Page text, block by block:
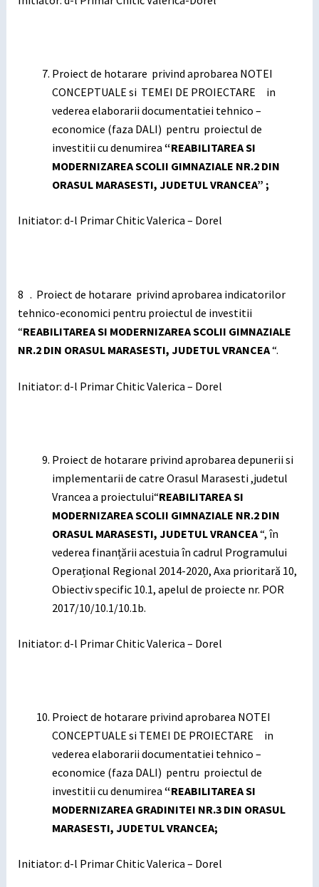
Proiect de hotarare privind aprobarea NOTEI
CONCEPTUALE si TEMEI DE PROIECTARE in
vederea elaborarii documentatiei tehnico –
economice (faza DALI) pentru proiectul de
investitii cu denumirea “REABILITAREA SI
MODERNIZAREA SCOLII GIMNAZIALE NR.2 DIN
ORASUL MARASESTI, JUDETUL VRANCEA” ;
Initiator: d-l Primar Chitic Valerica – Dorel
8 . Proiect de hotarare privind aprobarea indicatorilor
tehnico-economici pentru proiectul de investitii
“REABILITAREA SI MODERNIZAREA SCOLII GIMNAZIALE
NR.2 DIN ORASUL MARASESTI, JUDETUL VRANCEA“.
Initiator: d-l Primar Chitic Valerica – Dorel
Proiect de hotarare privind aprobarea depunerii si
implementarii de catre Orasul Marasesti ,judetul
Vrancea a proiectului“REABILITAREA SI
MODERNIZAREA SCOLII GIMNAZIALE NR.2 DIN
ORASUL MARASESTI, JUDETUL VRANCEA“, în
vederea finanțării acestuia în cadrul Programului
Operațional Regional 2014-2020, Axa prioritară 10,
Obiectiv specific 10.1, apelul de proiecte nr. POR
2017/10/10.1/10.1b.
Initiator: d-l Primar Chitic Valerica – Dorel
Proiect de hotarare privind aprobarea NOTEI
CONCEPTUALE si TEMEI DE PROIECTARE in
vederea elaborarii documentatiei tehnico –
economice (faza DALI) pentru proiectul de
investitii cu denumirea “REABILITAREA SI
MODERNIZAREA GRADINITEI NR.3 DIN ORASUL
MARASESTI, JUDETUL VRANCEA;
Initiator: d-l Primar Chitic Valerica – Dorel